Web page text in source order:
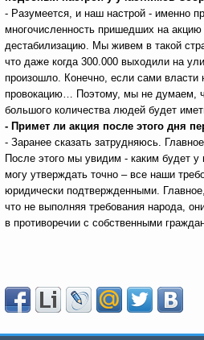
- Разумеется, и наш настрой - именно
многочисленность пришедших на акцию
дестабилизацию. Мы живем в такой
что даже когда 300.000 выходили на
произошло. Конечно, если сами власти
провокацию… Поэтому, мы не думаем,
большого количества людей будет
- Примет ли акция после этого дня
- Заранее сказать затрудняюсь.
После этого мы увидим - каким будет
могу утверждать точно – все наши
юридически подтвержденными.
что не выполняя требования народа,
в противоречии с собственными